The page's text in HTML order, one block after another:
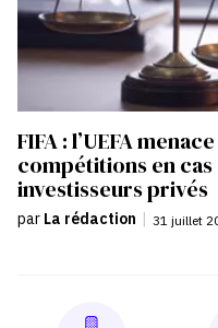
FIFA : l’UEFA
compétitions en
investisseurs privés
par La rédaction | 31 juillet